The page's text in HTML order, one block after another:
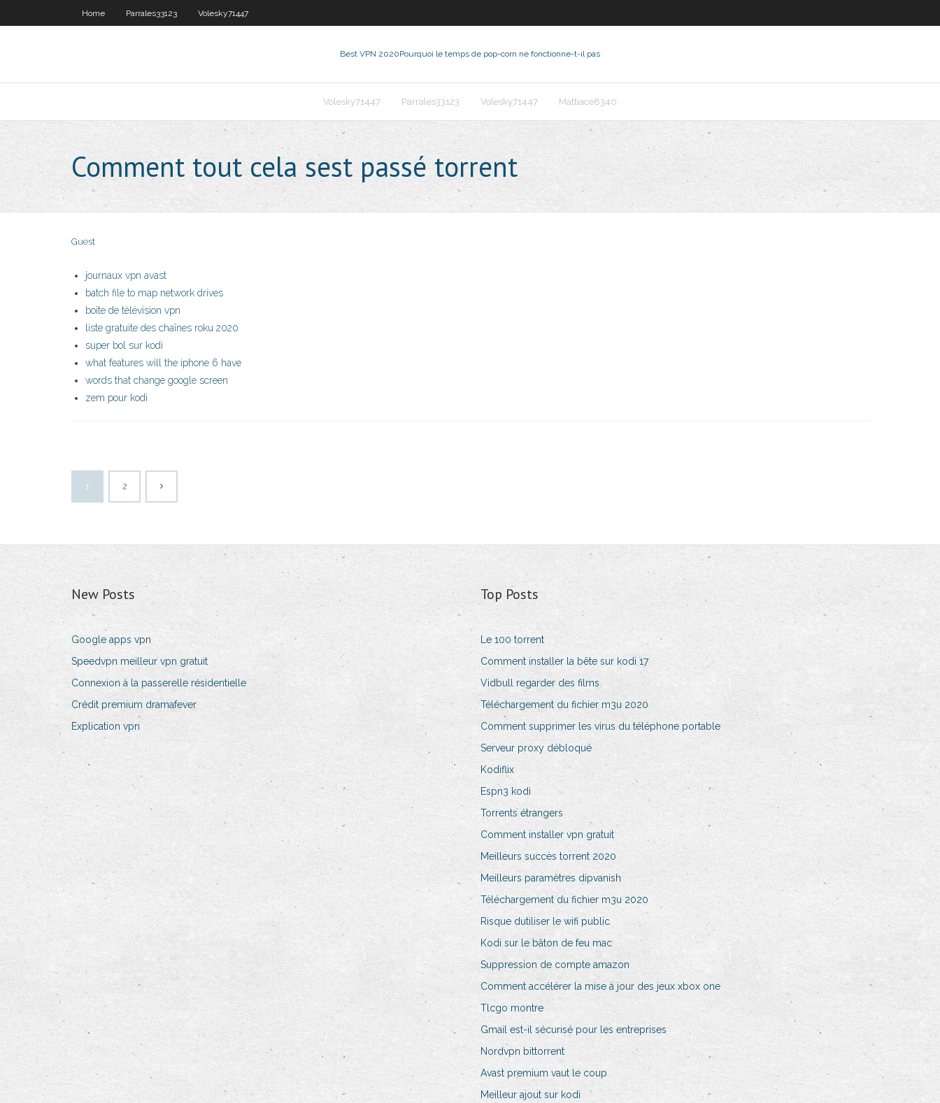
Home Parrales33123 Volesky71447
Best VPN 2020Pourquoi le temps de pop-corn ne fonctionne-t-il pas
Volesky71447 Parrales33123 Volesky71447 Mattiace8340
Comment tout cela sest passé torrent
Guest
journaux vpn avast
batch file to map network drives
boîte de télévision vpn
liste gratuite des chaînes roku 2020
super bol sur kodi
what features will the iphone 6 have
words that change google screen
zem pour kodi
1 2
New Posts
Google apps vpn
Speedvpn meilleur vpn gratuit
Connexion à la passerelle résidentielle
Crédit premium dramafever
Explication vpn
Top Posts
Le 100 torrent
Comment installer la bête sur kodi 17
Vidbull regarder des films
Téléchargement du fichier m3u 2020
Comment supprimer les virus du téléphone portable
Serveur proxy débloqué
Kodiflix
Espn3 kodi
Torrents étrangers
Comment installer vpn gratuit
Meilleurs succès torrent 2020
Meilleurs paramètres dipvanish
Téléchargement du fichier m3u 2020
Risque dutiliser le wifi public
Kodi sur le bâton de feu mac
Suppression de compte amazon
Comment accélérer la mise à jour des jeux xbox one
Tlcgo montre
Gmail est-il sécurisé pour les entreprises
Nordvpn bittorrent
Avast premium vaut le coup
Meilleur ajout sur kodi